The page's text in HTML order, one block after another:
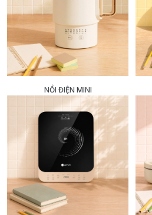
NỒI ĐIỆN MINI